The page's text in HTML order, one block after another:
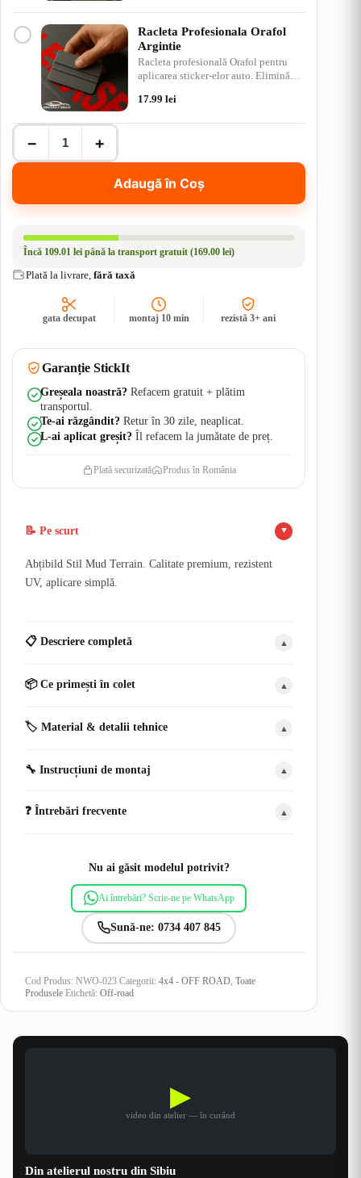
Racleta Profesionala Orafol
Argintie
Racleta profesională Orafol pentru
aplicarea sticker-elor auto. Elimină
17.99lei
Cantitate
Abțibild
Auto
4X4
–
Terrain
Rezistent
Apă
− +
Adaugă în Coș
Încă 109.01 lei până la transport gratuit (169.00 lei)
Plată la livrare, fără taxă
gata decupat montaj 10 min rezistă 3+ ani
Garanție StickIt
Greșeala noastră? Refacem gratuit + plătim
transportul.
Te-ai răzgândit? Retur în 30 zile, neaplicat.
L-ai aplicat greșit? Îl refacem la jumătate de preț.
Plată securizată Produs în România
📝 Pe scurt ▲
Abțibild Stil Mud Terrain. Calitate premium, rezistent
UV, aplicare simplă.
📋 Descriere completă ▲
📦 Ce primești în colet ▲
🏷️ Material & detalii tehnice ▲
🔧 Instrucțiuni de montaj ▲
❓ Întrebări frecvente ▲
Nu ai găsit modelul potrivit?
Ai întrebări? Scrie-ne pe WhatsApp
Sună-ne: 0734 407 845
Cod Produs: NWO-023 Categorii: 4x4 - OFF ROAD, Toate
Produsele Etichetă: Off-road
▶
video din atelier — în curând
Din atelierul nostru din Sibiu